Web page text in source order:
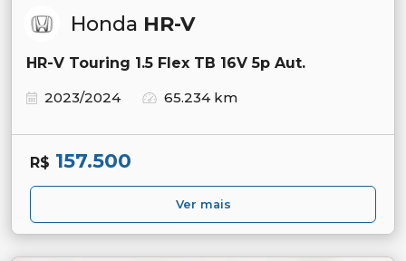
Honda HR-V
HR-V Touring 1.5 Flex TB 16V 5p Aut.
2023/2024
65.234 km
R$ 157.500
Ver mais